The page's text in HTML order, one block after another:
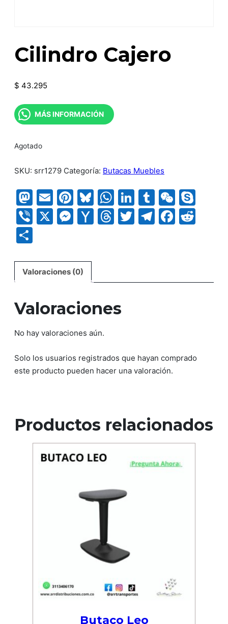
Cilindro Cajero
$ 43.295
MÁS INFORMACIÓN
Agotado
SKU: srr1279 Categoría: Butacas Muebles
Mastodon
EmailPinterest
Bluesky
WhatsApp
LinkedIn
Tumblr
Viber
X Messenger
Yahoo
Threads
Twitter
Telegram
Valoraciones (0)
Valoraciones
No hay valoraciones aún.
Solo los usuarios registrados que hayan comprado
este producto pueden hacer una valoración.
Productos relacionados
Butaco Leo